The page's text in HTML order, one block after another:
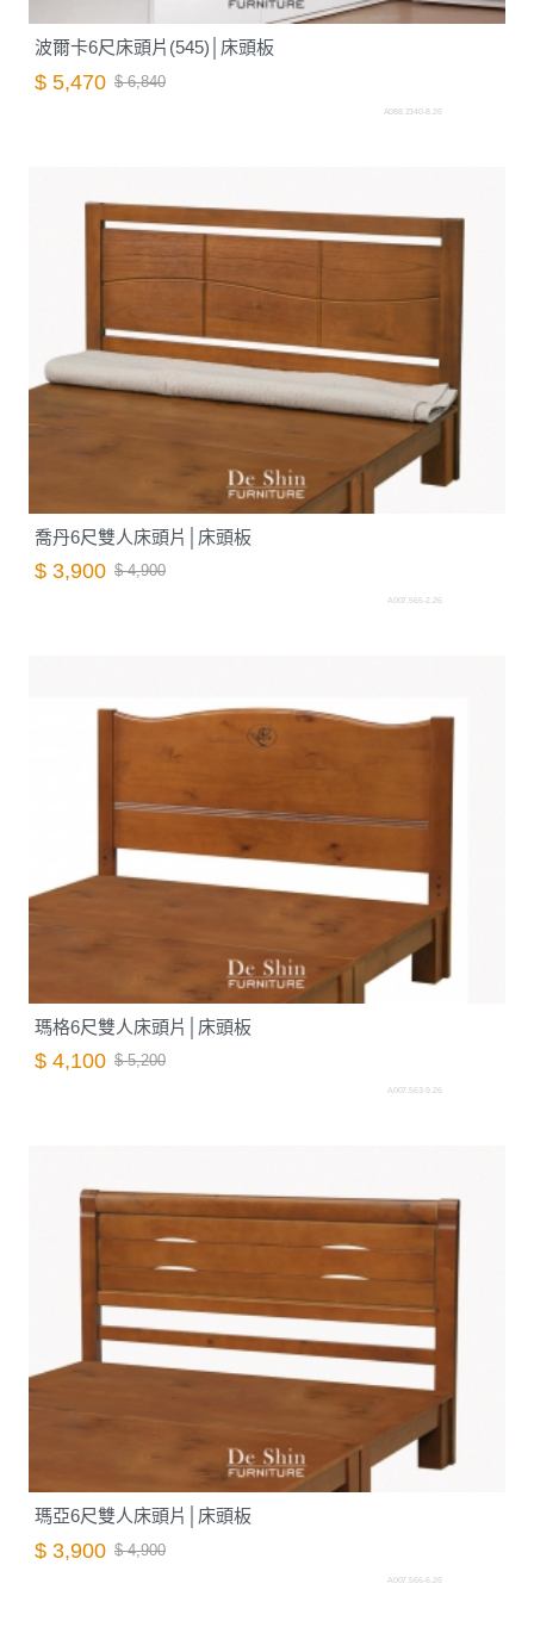
波爾卡6尺床頭片(545)│床頭板
$ 5,470 $ 6,840
A088.2340-8.26
喬丹6尺雙人床頭片│床頭板
$ 3,900 $ 4,900
A007.565-2.26
瑪格6尺雙人床頭片│床頭板
$ 4,100 $ 5,200
A007.563-9.26
瑪亞6尺雙人床頭片│床頭板
$ 3,900 $ 4,900
A007.566-6.26